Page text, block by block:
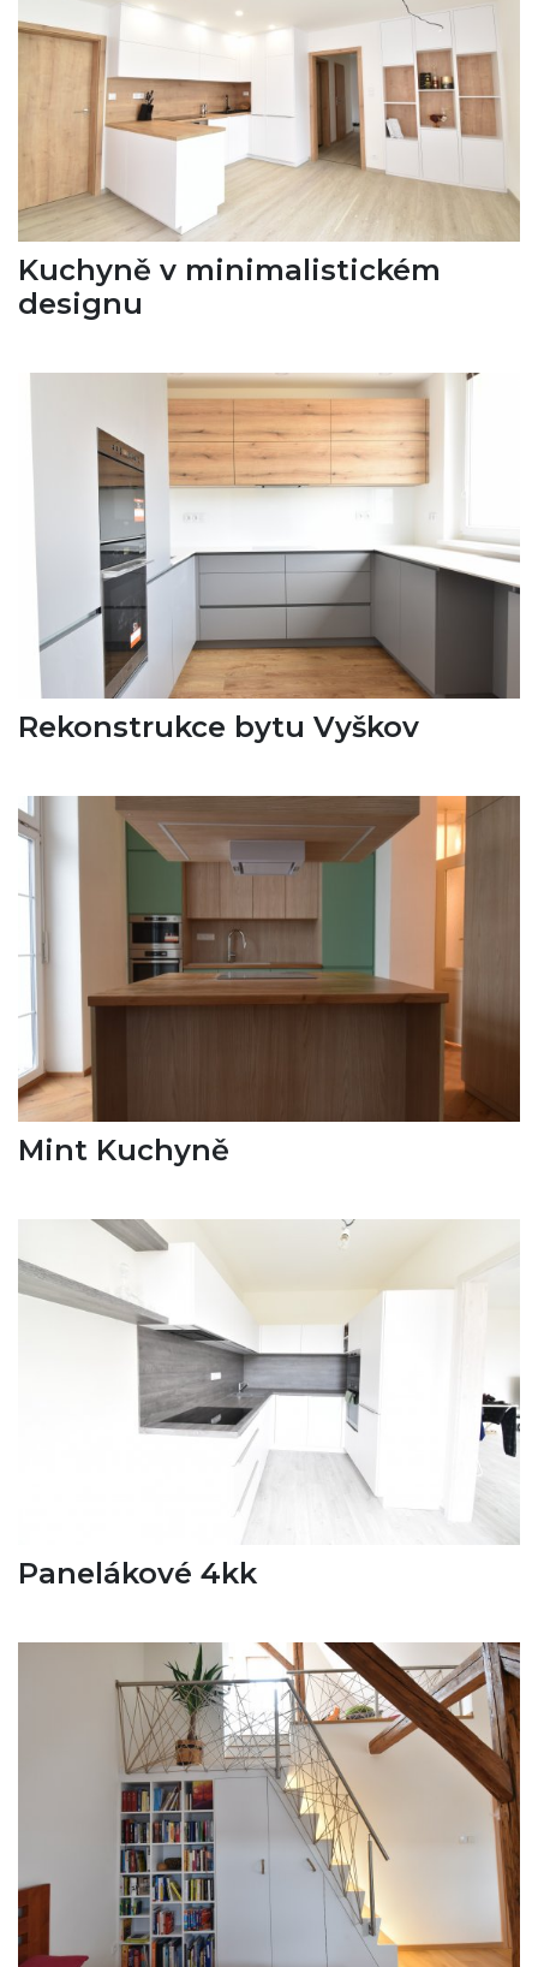
Kuchyně v minimalistickém
designu
Rekonstrukce bytu Vyškov
Mint Kuchyně
Panelákové 4kk